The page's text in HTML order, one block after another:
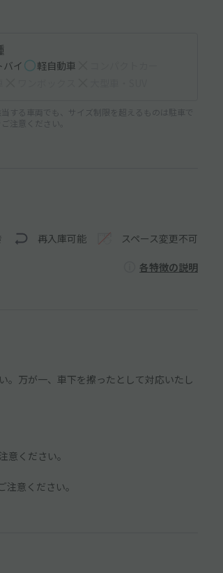
バイ 軽自動車
する車両でも、サイズ制限を超えるものは駐車で
注意ください。
再入庫可能 スペース変更不可
各特徴の説明
万が一、車下を擦ったとして対応いたし
ください。
意ください。